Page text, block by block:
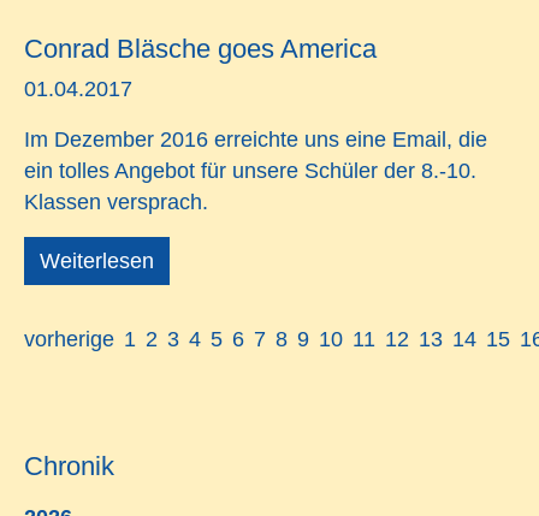
Conrad Bläsche goes America
01.04.2017
Im Dezember 2016 erreichte uns eine Email, die
ein tolles Angebot für unsere Schüler der 8.-10.
Klassen versprach.
Weiterlesen
vorherige 1 2 3 4 5 6 7 8 9 10 11 12 13 14 15
Chronik